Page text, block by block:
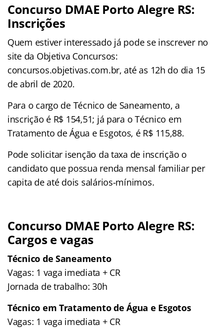
Concurso DMAE Porto Alegre RS:
Inscrições
Quem estiver interessado já pode se inscrever no
site da Objetiva Concursos:
concursos.objetivas.com.br, até as 12h do dia 15
de abril de 2020.
Para o cargo de Técnico de Saneamento, a
inscrição é R$ 154,51; já para o Técnico em
Tratamento de Água e Esgotos, é R$ 115,88.
Pode solicitar isenção da taxa de inscrição o
candidato que possua renda mensal familiar per
capita de até dois salários-mínimos.
Concurso DMAE Porto Alegre RS:
Cargos e vagas
Técnico de Saneamento
Vagas: 1 vaga imediata + CR
Jornada de trabalho: 30h
Técnico em Tratamento de Água e Esgotos
Vagas: 1 vaga imediata + CR